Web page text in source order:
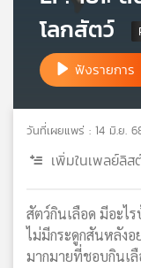
บี
เอส
วิทยุ
เครือ
ข่าย
โลกสัตว์
ฟังรายการ
วันที่เผยแพร่ : 14 มิ.ย.
เพิ่มในเพลย์ลิส
สัตว์กินเลือด มีอะไ
ไม่มีกระดูกสันหลังอ
มากมายที่ชอบกินเ